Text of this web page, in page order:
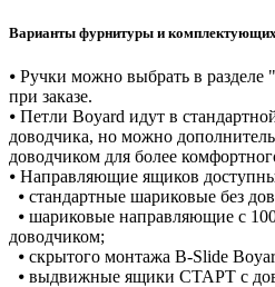
Варианты фурнитуры и комплектующих
⦁ Ручки можно выбрать в разделе
при заказе.
⦁ Петли Boyard идут в
доводчика, но можно
доводчиком для более
⦁ Направляющие ящиков
⦁ стандартные шариковые без
⦁ шариковые направляющие с
доводчиком;
⦁ скрытого монтажа B-Slide
⦁ выдвижные ящики СТАРТ с